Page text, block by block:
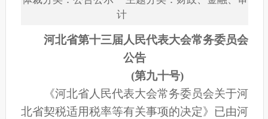
计
河北省第十三届人民代表大会常务委员会
公告
(第九十号)
《河北省人民代表大会常务委员会关于河
北省契税适用税率等有关事项的决定》已由河